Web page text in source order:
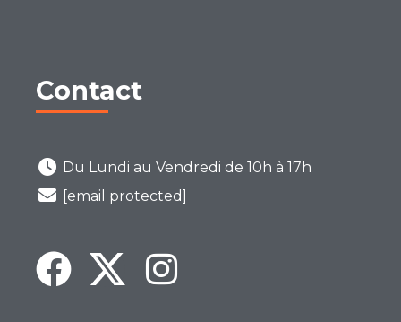
Contact
Du Lundi au Vendredi de 10h à 17h
[email protected]